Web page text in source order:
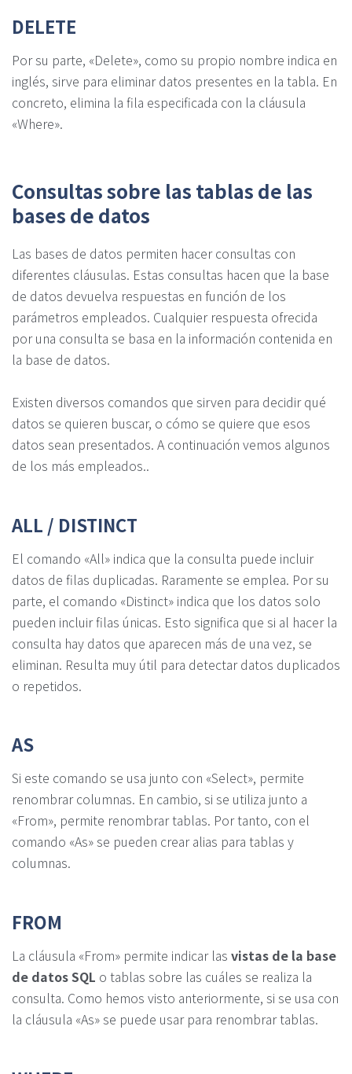
DELETE
Por su parte, «Delete», como su propio nombre indica en
inglés, sirve para eliminar datos presentes en la tabla. En
concreto, elimina la fila especificada con la cláusula
«Where».
Consultas sobre las tablas de las
bases de datos
Las bases de datos permiten hacer consultas con
diferentes cláusulas. Estas consultas hacen que la base
de datos devuelva respuestas en función de los
parámetros empleados. Cualquier respuesta ofrecida
por una consulta se basa en la información contenida en
la base de datos.
Existen diversos comandos que sirven para decidir qué
datos se quieren buscar, o cómo se quiere que esos
datos sean presentados. A continuación vemos algunos
de los más empleados..
ALL / DISTINCT
El comando «All» indica que la consulta puede incluir
datos de filas duplicadas. Raramente se emplea. Por su
parte, el comando «Distinct» indica que los datos solo
pueden incluir filas únicas. Esto significa que si al hacer la
consulta hay datos que aparecen más de una vez, se
eliminan. Resulta muy útil para detectar datos duplicados
o repetidos.
AS
Si este comando se usa junto con «Select», permite
renombrar columnas. En cambio, si se utiliza junto a
«From», permite renombrar tablas. Por tanto, con el
comando «As» se pueden crear alias para tablas y
columnas.
FROM
La cláusula «From» permite indicar las vistas de la base
de datos SQL o tablas sobre las cuáles se realiza la
consulta. Como hemos visto anteriormente, si se usa con
la cláusula «As» se puede usar para renombrar tablas.